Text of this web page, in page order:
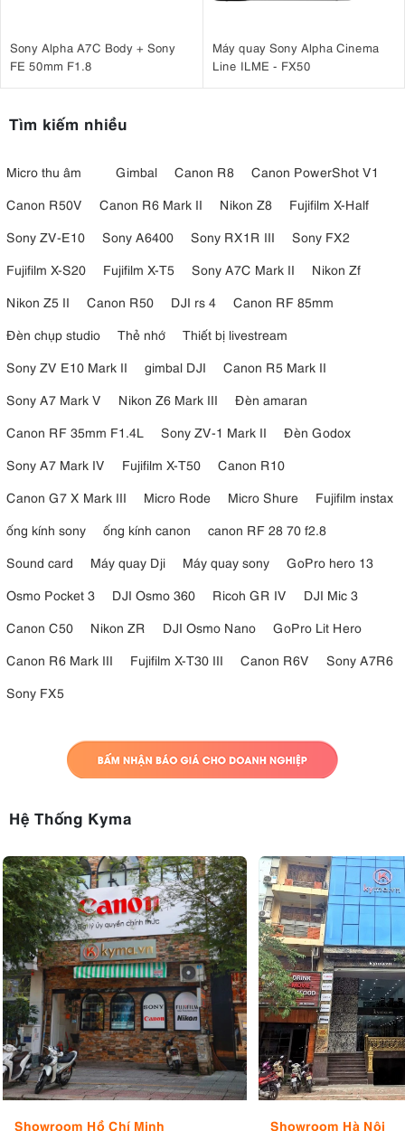
Sony Alpha A7C Body + Sony
FE 50mm F1.8
Máy quay Sony Alpha Cinema
Line ILME - FX50
Tìm kiếm nhiều
Micro thu âm Gimbal Canon R8
Canon PowerShot V1
Canon R50V
Canon R6 Mark II Nikon Z8
Fujifilm X-Half
Sony ZV-E10
Sony A6400 Sony RX1R III
Sony FX2
Fujifilm X-S20
Fujifilm X-T5 Sony A7C Mark II
Nikon Zf
Nikon Z5 II
Canon R50 DJI rs 4
Canon RF 85mm
Đèn chụp studio
Thẻ nhớ
Thiết bị livestream
Sony ZV E10 Mark II
gimbal DJI
Canon R5 Mark II
Sony A7 Mark V
Nikon Z6 Mark III
Đèn amaran
Canon RF 35mm F1.4L
Sony ZV-1 Mark II
Đèn Godox
Sony A7 Mark IV
Fujifilm X-T50
Canon R10
Canon G7 X Mark III
Micro Rode Micro Shure
Fujifilm instax
ống kính sony
ống kính canon
canon RF 28 70 f2.8
Sound card
Máy quay Dji Máy quay sony
GoPro hero 13
Osmo Pocket 3
DJI Osmo 360 Ricoh GR IV
DJI Mic 3
Canon C50
Nikon ZR DJI Osmo Nano
GoPro Lit Hero
Canon R6 Mark III
Fujifilm X-T30 III Canon R6V
Sony A7R6
Sony FX5
Hệ Thống Kyma
Showroom Hồ Chí Minh Showroom Hà Nội